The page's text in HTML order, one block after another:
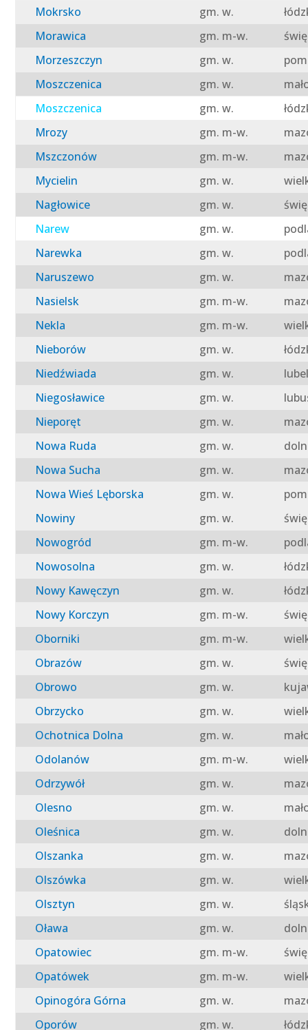
Mokrsko
gm. w.
Morawica
gm. m-w.
Morzeszczyn
gm. w.
Moszczenica
gm. w.
Moszczenica
gm. w.
Mrozy
gm. m-w.
Mszczonów
gm. m-w.
Mycielin
gm. w.
Nagłowice
gm. w.
Narew
gm. w.
Narewka
gm. w.
Naruszewo
gm. w.
Nasielsk
gm. m-w.
Nekla
gm. m-w.
Nieborów
gm. w.
Niedźwiada
gm. w.
Niegosławice
gm. w.
Nieporęt
gm. w.
Nowa Ruda
gm. w.
Nowa Sucha
gm. w.
Nowa Wieś Lęborska
gm. w.
Nowiny
gm. w.
Nowogród
gm. m-w.
Nowosolna
gm. w.
Nowy Kawęczyn
gm. w.
Nowy Korczyn
gm. m-w.
Oborniki
gm. m-w.
Obrazów
gm. w.
Obrowo
gm. w.
Obrzycko
gm. w.
Ochotnica Dolna
gm. w.
Odolanów
gm. m-w.
Odrzywół
gm. w.
Olesno
gm. w.
Oleśnica
gm. w.
Olszanka
gm. w.
Olszówka
gm. w.
Olsztyn
gm. w.
Oława
gm. w.
Opatowiec
gm. m-w.
Opatówek
gm. m-w.
Opinogóra Górna
gm. w.
Oporów
gm. w.